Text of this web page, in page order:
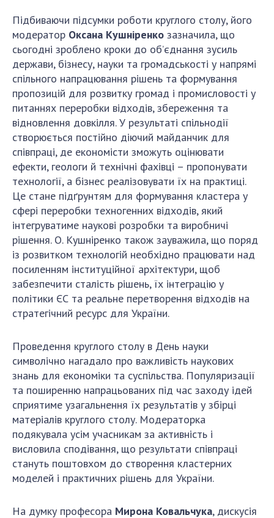
Підбиваючи підсумки роботи круглого столу, його
модератор Оксана Кушніренко зазначила, що
сьогодні зроблено кроки до об’єднання зусиль
держави, бізнесу, науки та громадськості у напрямі
спільного напрацювання рішень та формування
пропозицій для розвитку громад і промисловості у
питаннях переробки відходів, збереження та
відновлення довкілля. У результаті спільнодії
створюється постійно діючий майданчик для
співпраці, де економісти зможуть оцінювати
ефекти, геологи й технічні фахівці – пропонувати
технології, а бізнес реалізовувати їх на практиці.
Це стане підґрунтям для формування кластера у
сфері переробки техногенних відходів, який
інтегруватиме наукові розробки та виробничі
рішення. О. Кушніренко також зауважила, що поряд
із розвитком технологій необхідно працювати над
посиленням інституційної архітектури, щоб
забезпечити сталість рішень, їх інтеграцію у
політики ЄС та реальне перетворення відходів на
стратегічний ресурс для України.
Проведення круглого столу в День науки
символічно нагадало про важливість наукових
знань для економіки та суспільства. Популяризації
та поширенню напрацьованих під час заходу ідей
сприятиме узагальнення їх результатів у збірці
матеріалів круглого столу. Модераторка
подякувала усім учасникам за активність і
висловила сподівання, що результати співпраці
стануть поштовхом до створення кластерних
моделей і практичних рішень для України.
На думку професора Мирона Ковальчука, дискусія